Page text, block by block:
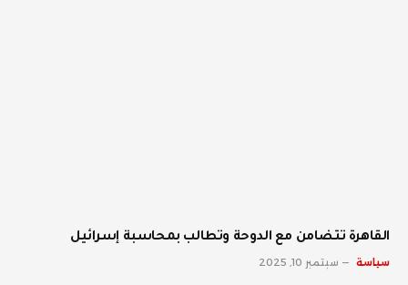
القاهرة تتضامن مع الدوحة وتطالب بمحاسبة إسرائيل
سياسة سبتمبر 10, 2025